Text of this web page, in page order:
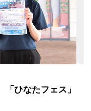
ひなたフェス」